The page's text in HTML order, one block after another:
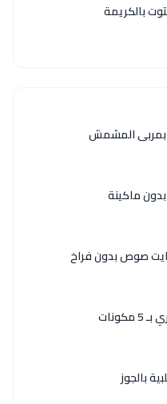
بالكريمة
بمربى المشمش
ماكينة
صوص بدون فراخ
بالجوز